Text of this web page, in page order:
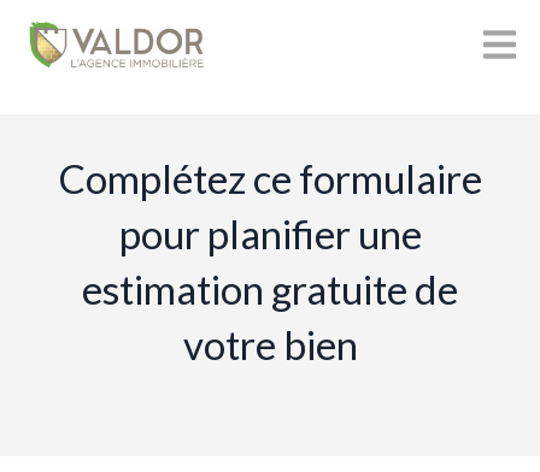
Complétez ce formulaire
pour planifier une
estimation gratuite de
votre bien